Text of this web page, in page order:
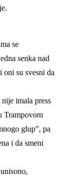
se
senka nad
su svesni da
imala press
Trampovom
glup”, pa
i da smeni